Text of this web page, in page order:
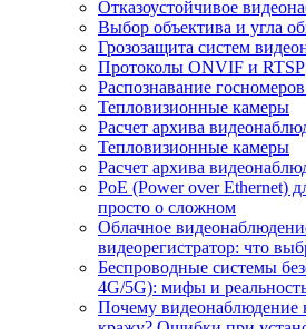
Отказоустойчивое
Выбор объектива и угла
Грозозащита систем
Протоколы ONVIF и RTSP
Распознавание
Тепловизионные камеры
Расчет архива
Тепловизионные камеры
Расчет архива
PoE (Power over Ethernet)
просто о сложном
Облачное
видеорегистратор: что
Беспроводные системы
4G/5G): мифы и
Почему видеонаблюдение